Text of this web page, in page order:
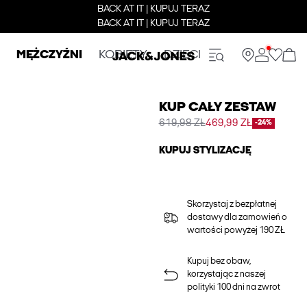
BACK AT IT | KUPUJ TERAZ
BACK AT IT | KUPUJ TERAZ
MĘŻCZYŹNI KOBIETY DZIECI
KUP CAŁY ZESTAW
619,98 ZŁ469,99 ZŁ -24%
KUPUJ STYLIZACJĘ
Skorzystaj z bezpłatnej
dostawy dla zamowień o
wartości powyżej 190 ZŁ
Kupuj bez obaw,
korzystając z naszej
polityki 100 dni na zwrot